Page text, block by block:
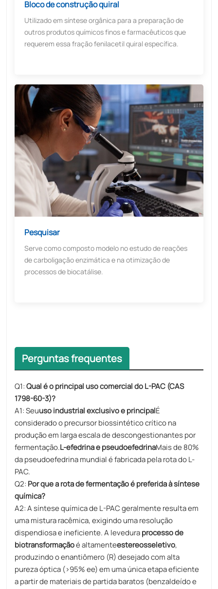
Bloco de construção quiral
Utilizado em síntese orgânica para a preparação de
outros produtos químicos finos e farmacêuticos que
requerem essa fração fenilacetil quiral específica.
Pesquisar
Serve como composto modelo no estudo de reações
de carboligação enzimática e na otimização de
processos de biocatálise.
Perguntas frequentes
Q1:Qual é o principal uso comercial do L-PAC (CAS
1798-60-3)?
A1: Seuuso industrial exclusivo e principalÉ
considerado o precursor biossintético crítico na
produção em larga escala de descongestionantes por
fermentação.L-efedrina e pseudoefedrinaMais de 80%
da pseudoefedrina mundial é fabricada pela rota do L-
PAC.
​Q2: Por que a rota de fermentação é preferida à síntese
química?
A2: A síntese química de L-PAC geralmente resulta em
uma mistura racêmica, exigindo uma resolução
dispendiosa e ineficiente. A leveduraprocesso de
biotransformaçãoé altamenteestereosseletivo,
produzindo o enantiômero (R) desejado com alta
pureza óptica (>95% ee) em uma única etapa eficiente
a partir de materiais de partida baratos (benzaldeído e